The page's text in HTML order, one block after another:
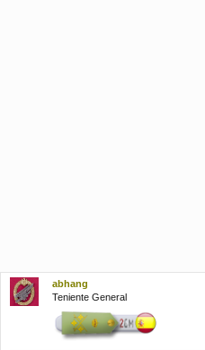
abhang
Teniente General